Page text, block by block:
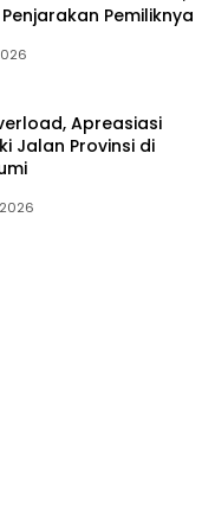
Pemiliknya
Apreasiasi
Jalan Provinsi di